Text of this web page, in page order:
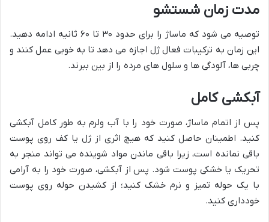
مدت زمان شستشو
توصیه می شود که ماساژ را برای حدود ۳۰ تا ۶۰ ثانیه ادامه دهید.
این زمان به ترکیبات فعال ژل اجازه می دهد تا به خوبی عمل کنند و
چربی ها، آلودگی ها و سلول های مرده را از بین ببرند.
آبکشی کامل
پس از اتمام ماساژ، صورت خود را با آب ولرم به طور کامل آبکشی
کنید. اطمینان حاصل کنید که هیچ اثری از ژل یا کف روی پوست
باقی نمانده است، زیرا باقی ماندن مواد شوینده می تواند منجر به
تحریک یا خشکی پوست شود. پس از آبکشی، صورت خود را به آرامی
با یک حوله تمیز و نرم خشک کنید؛ از کشیدن حوله روی پوست
خودداری کنید.